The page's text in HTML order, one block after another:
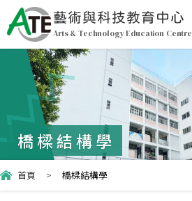
藝術與科技教育中心
Arts & Technology Education Centre
橋樑結構學
首頁 > 橋樑結構學